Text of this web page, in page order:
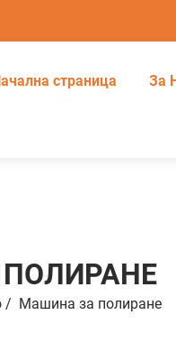
страница За
/ Машинa зa пoлирaне